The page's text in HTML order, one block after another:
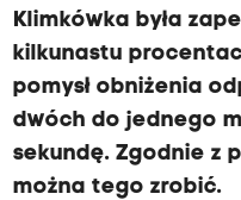
Klimkówka była
kilkunastu
pomysł obniżenia
dwóch do jednego
sekundę. Zgodnie z
można tego zrobić.